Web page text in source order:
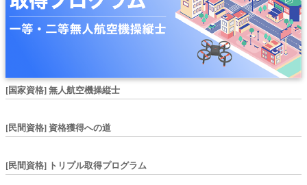
[国家資格] 無人航空機操縦士
[民間資格] 資格獲得への道
[民間資格] トリプル取得プログラム